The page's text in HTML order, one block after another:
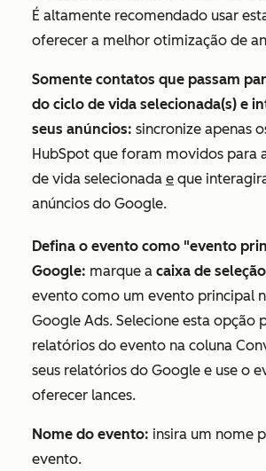
É altamente recomendado usar
oferecer a melhor otimização de
Somente contatos que passam
do ciclo de vida selecionada(s) e
seus anúncios: sincronize apenas
HubSpot que foram movidos para
de vida selecionada e que
anúncios do Google.
Defina o evento como "evento
Google: marque a caixa de seleção
evento como um evento principal
Google Ads. Selecione esta opção
relatórios do evento na coluna
seus relatórios do Google e use o
oferecer lances.
Nome do evento: insira um nome
evento.